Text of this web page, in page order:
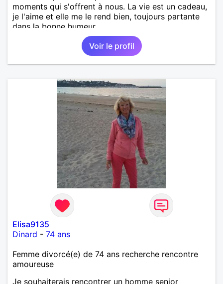
moments qui s'offrent à nous. La vie est un cadeau,
je l'aime et elle me le rend bien, toujours partante
dans la bonne humeur.
Voir le profil
Elisa9135
Dinard - 74 ans
Femme divorcé(e) de 74 ans recherche rencontre
amoureuse
Je souhaiterais rencontrer un homme senior